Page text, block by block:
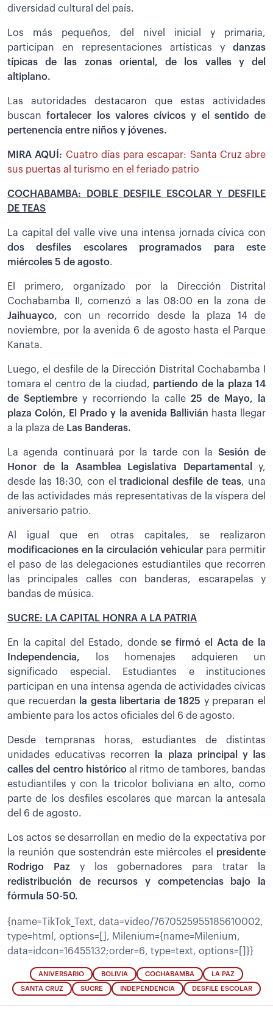
diversidad cultural del país.
Los más pequeños, del nivel inicial y primaria,
participan en representaciones artísticas y danzas
típicas de las zonas oriental, de los valles y del
altiplano.
Las autoridades destacaron que estas actividades
buscanfortalecer los valores cívicos y el sentido de
pertenencia entre niños y jóvenes.
MIRA AQUÍ: Cuatro días para escapar: Santa Cruz abre
sus puertas al turismo en el feriado patrio
COCHABAMBA: DOBLE DESFILE ESCOLAR Y DESFILE
DE TEAS
La capital del valle vive una intensa jornada cívica con
dos desfiles escolares programados para este
miércoles 5 de agosto.
El primero, organizado por la Dirección Distrital
Cochabamba II, comenzó a las 08:00 en la zona de
Jaihuayco, con un recorrido desde la plaza 14 de
noviembre, por la avenida 6 de agosto hasta el Parque
Kanata.
Luego, el desfile de la Dirección Distrital Cochabamba I
tomara el centro de la ciudad, partiendo de la plaza 14
de Septiembre y recorriendo la calle25 de Mayo, la
plaza Colón, El Prado y la avenida Ballivián hasta llegar
a la plaza de Las Banderas.
La agenda continuará por la tarde con la Sesión de
Honor de la Asamblea Legislativa Departamental
y,
desde las 18:30, con eltradicional desfile de teas, una
de las actividades más representativas de la víspera del
aniversario patrio.
Al igual que en otras capitales, se realizaron
modificaciones en la circulación vehicular para permitir
el paso de las delegaciones estudiantiles que recorren
las principales calles con banderas, escarapelas y
bandas de música.
SUCRE: LA CAPITAL HONRA A LA PATRIA
En la capital del Estado, dondese firmó el Acta de la
Independencia, los homenajes adquieren un
significado especial. Estudiantes e instituciones
participan en una intensa agenda de actividades cívicas
que recuerdan
la gesta libertaria de 1825 y preparan el
ambiente para los actos oficiales del 6 de agosto.
Desde tempranas horas, estudiantes de distintas
unidades educativas recorren la plaza principal y las
calles del centro históricoal ritmo de tambores, bandas
estudiantiles y con la tricolor boliviana en alto, como
parte de los desfiles escolares que marcan la antesala
del 6 de agosto.
Los actos se desarrollan en medio de la expectativa por
la reunión que sostendrán este miércoles el presidente
Rodrigo Pazy los gobernadores para tratar la
redistribución de recursos y competencias bajo la
fórmula 50-50.
{name=TikTok_Text, data=video/7670525955185610002,
type=html, options=[], Milenium={name=Milenium,
data=idcon=16455132;order=6, type=text, options=[]}}
ANIVERSARIO BOLIVIA COCHABAMBA LA PAZ
SANTA CRUZ SUCRE INDEPENDENCIA DESFILE ESCOLAR